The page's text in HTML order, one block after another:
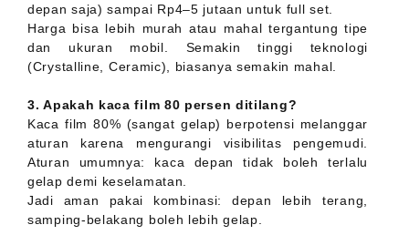
depan saja) sampai Rp4–5 jutaan untuk full set.
Harga bisa lebih murah atau mahal tergantung tipe
dan ukuran mobil. Semakin tinggi teknologi
(Crystalline, Ceramic), biasanya semakin mahal.
3. Apakah kaca film 80 persen ditilang?
Kaca film 80% (sangat gelap) berpotensi melanggar
aturan karena mengurangi visibilitas pengemudi.
Aturan umumnya: kaca depan tidak boleh terlalu
gelap demi keselamatan.
Jadi aman pakai kombinasi: depan lebih terang,
samping-belakang boleh lebih gelap.